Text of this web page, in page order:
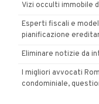
Vizi occulti immobile
Esperti fiscali e
pianificazione
Eliminare notizie da
I migliori avvocati
condominiale,